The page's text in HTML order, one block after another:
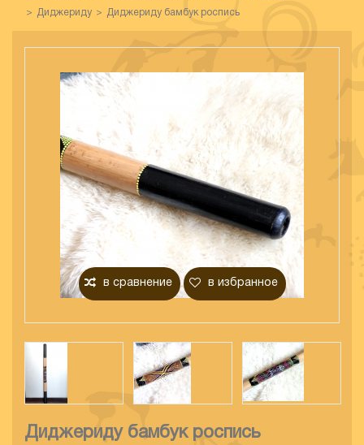
Диджериду Диджериду бамбук роспись
в сравнение в избранное
Диджериду бамбук роспись